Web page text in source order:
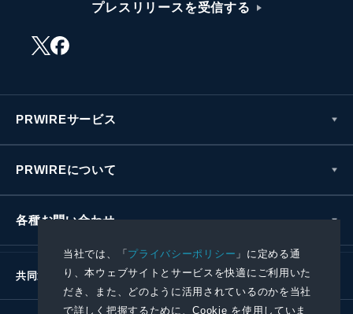
当社では、「プライバシーポリシー 」に定める通
り、本ウェブサイトとサービスを快適にご利用いた
だき、また、どのように活用されているのかを当社
で詳しく把握するために、Cookie を使用していま
プレスリリースを受信する
PRWIREサービス
PRWIREについて
各種お問い合わせ
共同通信社グループ